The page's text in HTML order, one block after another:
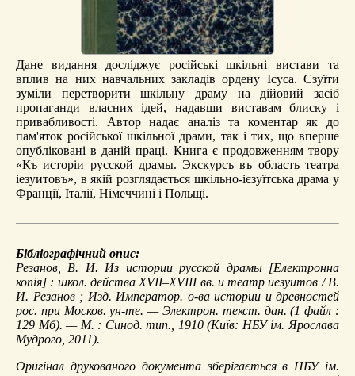
Дане видання досліджує російські шкільні вистави та
вплив на них навчальних закладів ордену Ісуса. Єзуїти
зуміли перетворити шкільну драму на дійовий засіб
пропаганди власних ідей, надавши виставам блиску і
привабливості. Автор надає аналіз та коментар як до
пам'яток російської шкільної драми, так і тих, що вперше
опубліковані в даній праці. Книга є продовженням твору
«Къ исторіи русской драмы. Экскурсъ въ область театра
іезуитовъ», в якій розглядається шкільно-ієзуїтська драма у
Франції, Італії, Німеччині і Польщі.
Бібліографічний опис:
Резанов, В. И. Из истории русской драмы[Електронна
копія] : школ. действа XVII–XVIII вв. и театр иезуитов / В.
И. Резанов ; Изд. Император. о-ва истории и древностей
рос. при Москов. ун-те. — Электрон. текст. дан. (1 файл :
129 Мб). — М. : Синод. тип., 1910 (Київ: НБУ ім. Ярослава
Мудрого, 2011).
Оригінал друкованого документа зберігається в НБУ ім.